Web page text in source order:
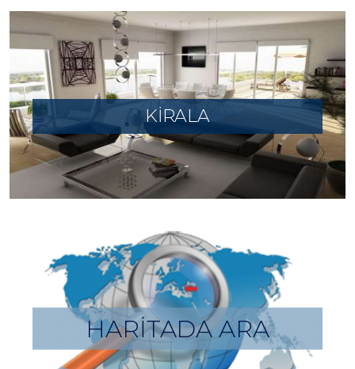
KİRALA
HARİTADA ARA